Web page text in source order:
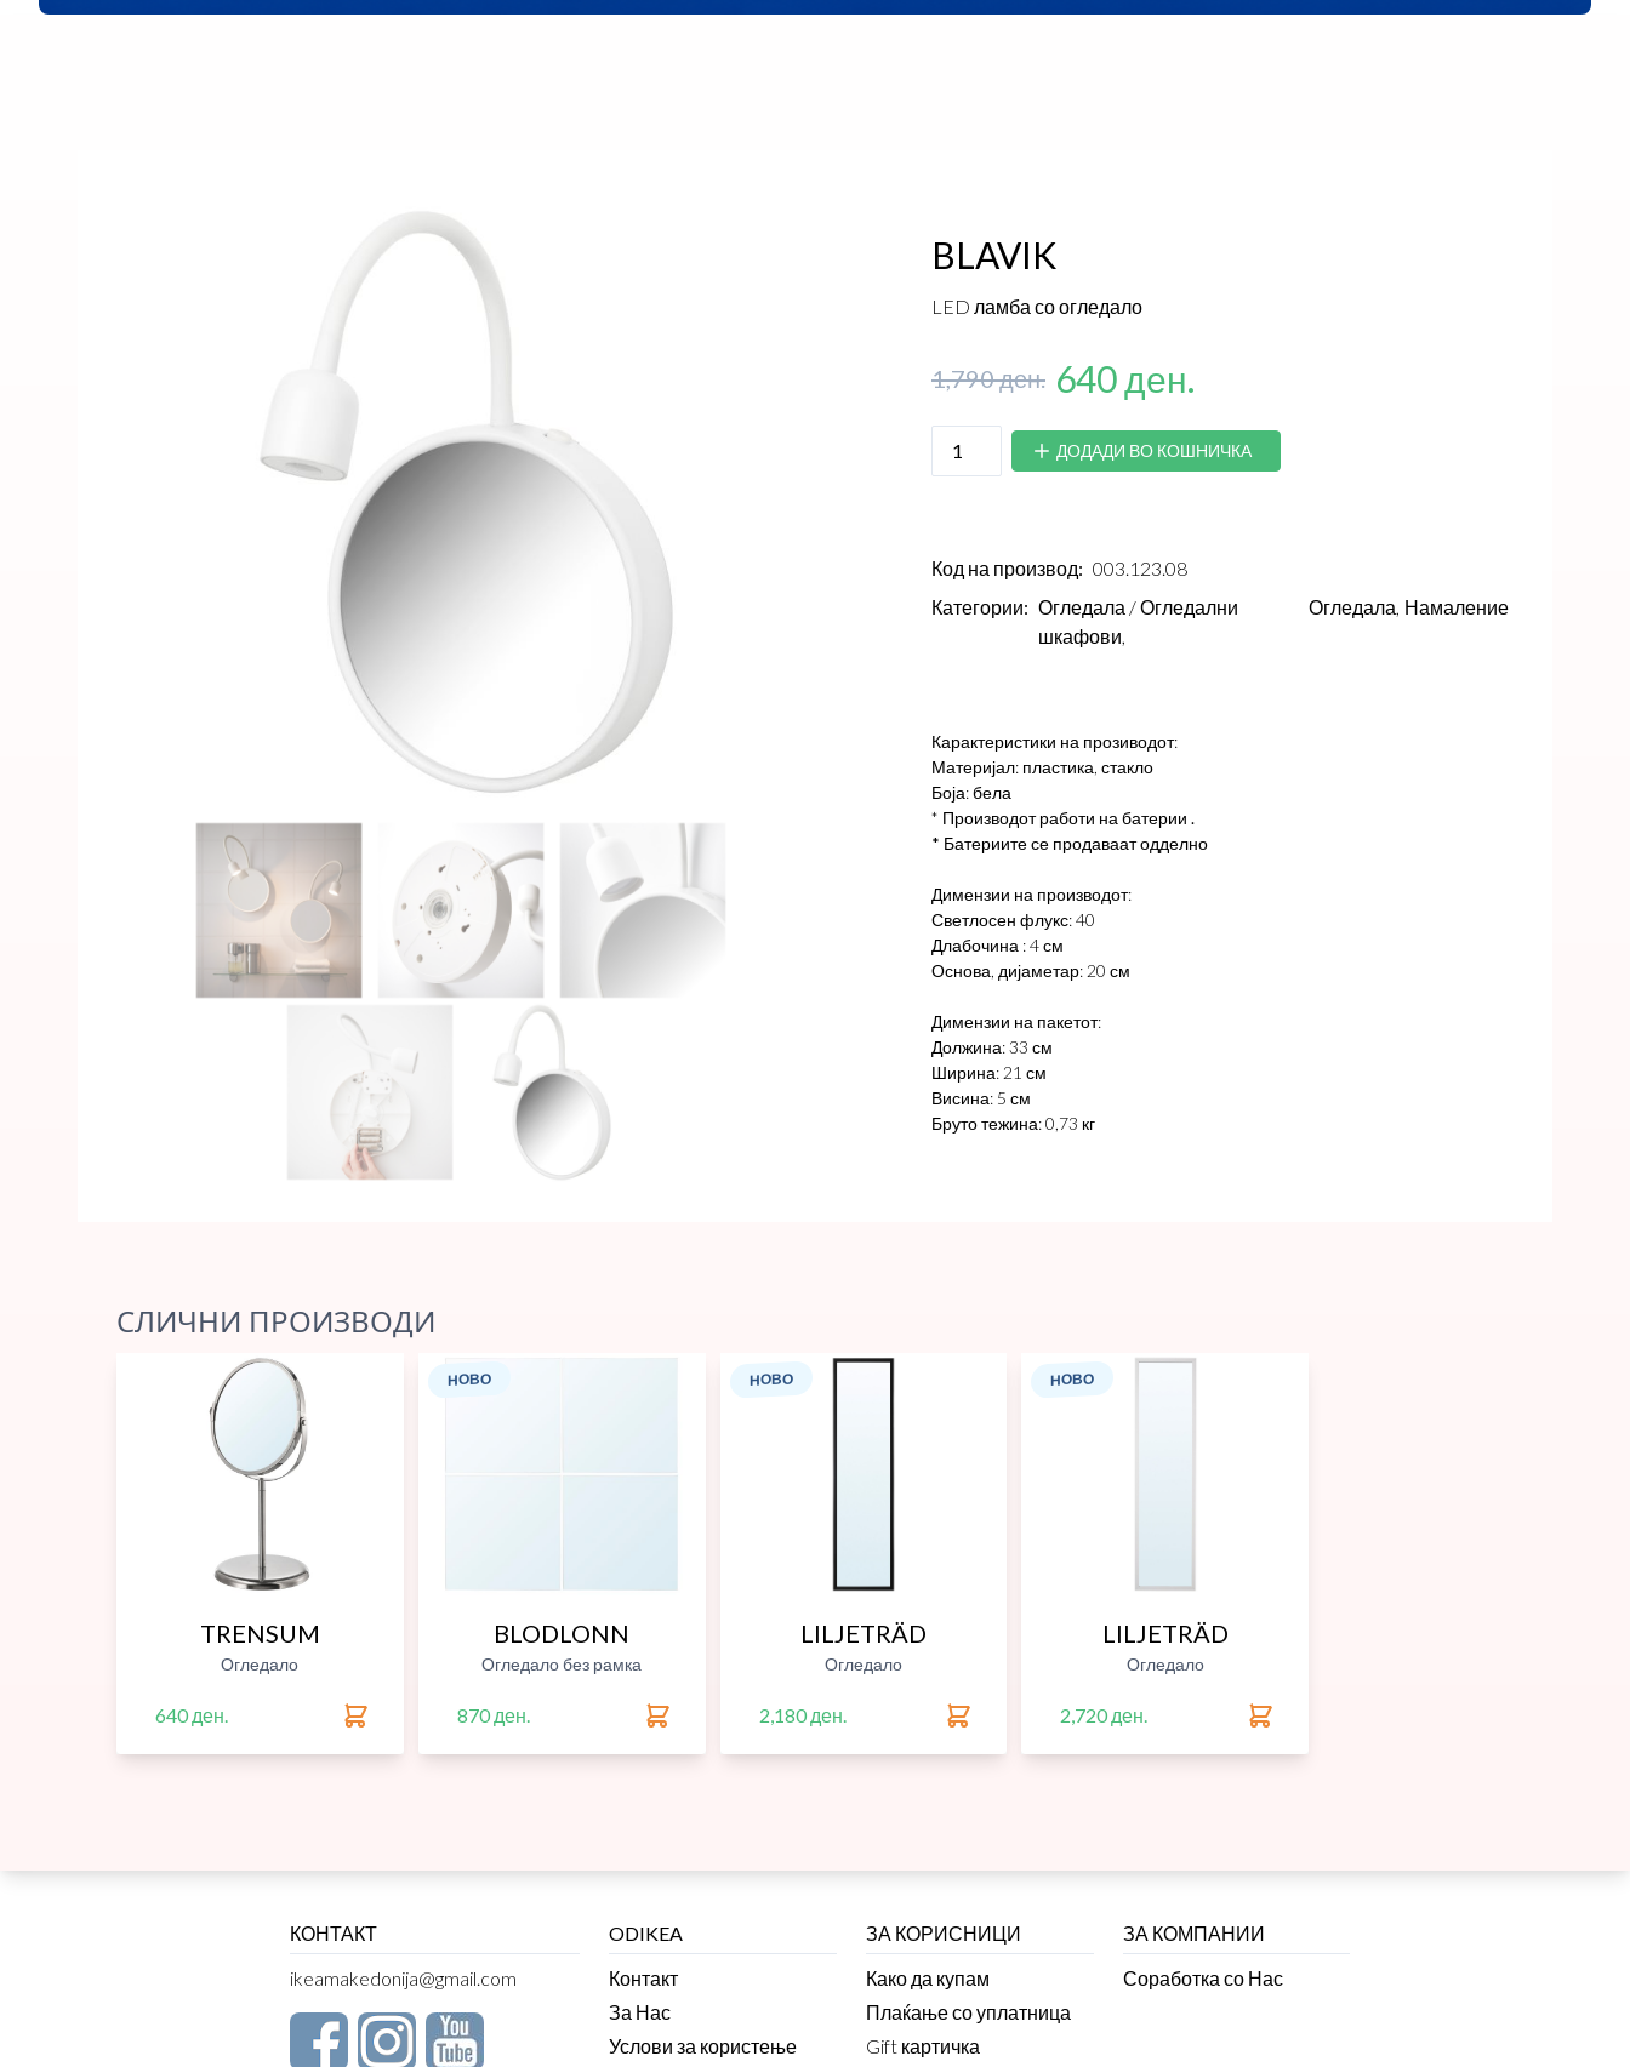
BLAVIK
LED ламба со огледало
1,790 ден. 640 ден.
ДОДАДИ ВО КОШНИЧКА
Код на производ: 003.123.08
Категории: Огледала / Огледални
шкафови,
Огледала, Намаление
Карактеристики на прозиводот:
Материјал: пластика, стакло
Боја: бела
* Производот работи на батерии .
* Батериите се продаваат одделно
Димензии на производот:
Светлосен флукс: 40
Длабочина : 4 см
Основа, дијаметар: 20 см
Димензии на пакетот:
Должина: 33 см
Ширина: 21 см
Висина: 5 см
Бруто тежина: 0,73 кг
СЛИЧНИ ПРОИЗВОДИ
TRENSUM
Огледало
640 ден.
НОВО
BLODLONN
Огледало без рамка
870 ден.
НОВО
LILJETRÄD
Огледало
2,180 ден.
НОВО
LILJETRÄD
Огледало
2,720 ден.
КОНТАКТ
ikeamakedonija@gmail.com
ODIKEA
Контакт
За Нас
Услови за користење
ЗА КОРИСНИЦИ
Како да купам
Плаќање со уплатница
Gift картичка
ЗА КОМПАНИИ
Соработка со Нас